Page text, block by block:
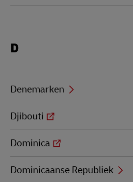
beginning
D
Denemarken
Djibouti
Dominica
Dominicaanse Republiek